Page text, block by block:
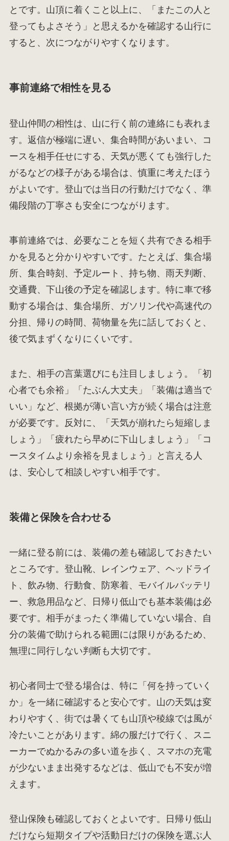
とです。山頂に着くこと以上に、「またこの人と
登ってもよさそう」と思えるかを確認する山行に
すると、次につながりやすくなります。
事前連絡で相性を見る
登山仲間の相性は、山に行く前の連絡にも表れま
す。返信が極端に遅い、集合時間があいまい、コ
ースを相手任せにする、天気が悪くても強行した
がるなどの様子がある場合は、慎重に考えたほう
がよいです。登山では当日の行動だけでなく、準
備段階の丁寧さも安全につながります。
事前連絡では、必要なことを短く共有できる相手
かを見ると分かりやすいです。たとえば、集合場
所、集合時刻、予定ルート、持ち物、雨天判断、
交通費、下山後の予定を確認します。特に車で移
動する場合は、集合場所、ガソリン代や高速代の
分担、帰りの時間、荷物量を先に話しておくと、
後で気まずくなりにくいです。
また、相手の言葉選びにも注目しましょう。「初
心者でも余裕」「たぶん大丈夫」「装備は適当で
いい」など、根拠が薄い言い方が続く場合は注意
が必要です。反対に、「天気が崩れたら短縮しま
しょう」「疲れたら早めに下山しましょう」「コ
ースタイムより余裕を見ましょう」と言える人
は、安心して相談しやすい相手です。
装備と保険を合わせる
一緒に登る前には、装備の差も確認しておきたい
ところです。登山靴、レインウェア、ヘッドライ
ト、飲み物、行動食、防寒着、モバイルバッテリ
ー、救急用品など、日帰り低山でも基本装備は必
要です。相手がまったく準備していない場合、自
分の装備で助けられる範囲には限りがあるため、
無理に同行しない判断も大切です。
初心者同士で登る場合は、特に「何を持っていく
か」を一緒に確認すると安心です。山の天気は変
わりやすく、街では暑くても山頂や稜線では風が
冷たいことがあります。綿の服だけで行く、スニ
ーカーでぬかるみの多い道を歩く、スマホの充電
が少ないまま出発するなどは、低山でも不安が増
えます。
登山保険も確認しておくとよいです。日帰り低山
だけなら短期タイプや活動日だけの保険を選ぶ人